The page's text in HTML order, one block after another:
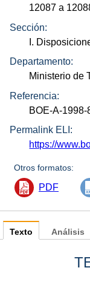
12087 a
Sección:
I.
Departamento:
Ministerio de
Referencia:
BOE-A-1998-
Permalink ELI:
https://
Otros formatos:
PDF
Texto Análisis